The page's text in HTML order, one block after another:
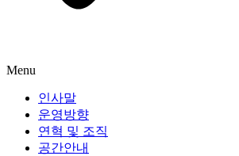
Menu
인사말
운영방향
연혁 및 조직
공간안내